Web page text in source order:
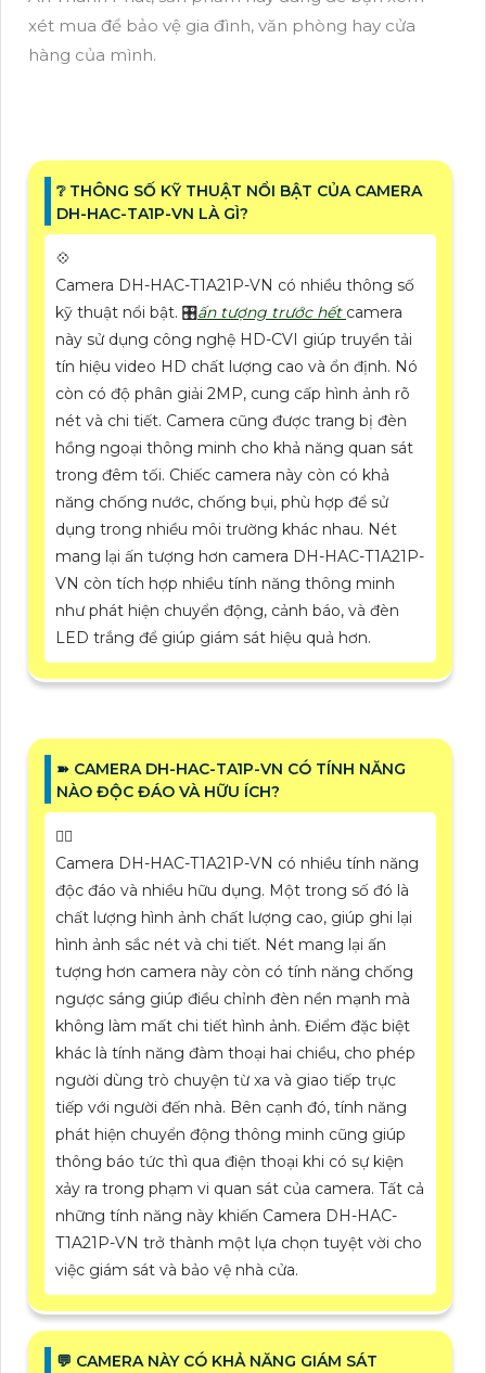
xét mua để bảo vệ gia đình, văn phòng hay cửa
hàng của mình.
❔ THÔNG SỐ KỸ THUẬT NỔI BẬT CỦA CAMERA
DH-HAC-TA1P-VN LÀ GÌ?
💠
Camera DH-HAC-T1A21P-VN có nhiều thông số
kỹ thuật nổi bật. 🎛ấn tượng trước hết camera
này sử dụng công nghệ HD-CVI giúp truyền tải
tín hiệu video HD chất lượng cao và ổn định. Nó
còn có độ phân giải 2MP, cung cấp hình ảnh rõ
nét và chi tiết. Camera cũng được trang bị đèn
hồng ngoại thông minh cho khả năng quan sát
trong đêm tối. Chiếc camera này còn có khả
năng chống nước, chống bụi, phù hợp để sử
dụng trong nhiều môi trường khác nhau. Nét
mang lại ấn tượng hơn camera DH-HAC-T1A21P-
VN còn tích hợp nhiều tính năng thông minh
như phát hiện chuyển động, cảnh báo, và đèn
LED trắng để giúp giám sát hiệu quả hơn.
➽ CAMERA DH-HAC-TA1P-VN CÓ TÍNH NĂNG
NÀO ĐỘC ĐÁO VÀ HỮU ÍCH?
❤️‍💋‍
Camera DH-HAC-T1A21P-VN có nhiều tính năng
độc đáo và nhiều hữu dụng. Một trong số đó là
chất lượng hình ảnh chất lượng cao, giúp ghi lại
hình ảnh sắc nét và chi tiết. Nét mang lại ấn
tượng hơn camera này còn có tính năng chống
ngược sáng giúp điều chỉnh đèn nền mạnh mà
không làm mất chi tiết hình ảnh. Điểm đặc biệt
khác là tính năng đàm thoại hai chiều, cho phép
người dùng trò chuyện từ xa và giao tiếp trực
tiếp với người đến nhà. Bên cạnh đó, tính năng
phát hiện chuyển động thông minh cũng giúp
thông báo tức thì qua điện thoại khi có sự kiện
xảy ra trong phạm vi quan sát của camera. Tất cả
những tính năng này khiến Camera DH-HAC-
T1A21P-VN trở thành một lựa chọn tuyệt vời cho
việc giám sát và bảo vệ nhà cửa.
️💬 CAMERA NÀY CÓ KHẢ NĂNG GIÁM SÁT